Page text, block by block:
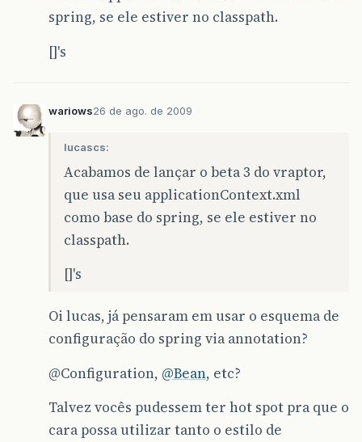
spring, se ele estiver no classpath.
[]'s
wariows26 de ago. de 2009
lucascs:
Acabamos de lançar o beta 3 do vraptor,
que usa seu applicationContext.xml
como base do spring, se ele estiver no
classpath.
[]'s
Oi lucas, já pensaram em usar o esquema de
configuração do spring via annotation?
@Configuration, @Bean, etc?
Talvez vocês pudessem ter hot spot pra que o
cara possa utilizar tanto o estilo de